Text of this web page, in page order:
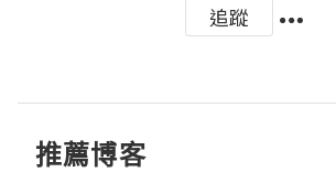
追蹤
推薦博客